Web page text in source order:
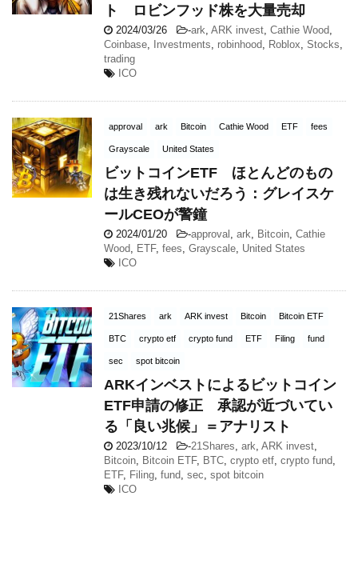
ト ロビンフッド株を大量売却
2024/03/26 -ark ARK invest Cathie Wood
Coinbase Investments robinhood Roblox Stocks
trading
ICO
approval ark Bitcoin Cathie Wood ETF fees
Grayscale United States
ビットコインETF ほとんどのもの
は生き残れないだろう：グレイスケ
ールCEOが警鐘
2024/01/20 -approval ark Bitcoin Cathie
Wood ETF, fees Grayscale United States
ICO
21Shares ark ARK invest Bitcoin Bitcoin ETF
BTC crypto etf crypto fund ETF Filing fund
sec spot bitcoin
ARKインベストによるビットコイン
ETF申請の修正 承認が近づいてい
る「良い兆候」＝アナリスト
2023/10/12 -21Shares ark ARK invest
Bitcoin Bitcoin ETF, BTC crypto etf crypto fund
ETF, Filing fund sec spot bitcoin
ICO